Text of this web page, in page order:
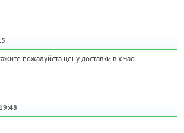
пожалуйста цену доставки в хмао